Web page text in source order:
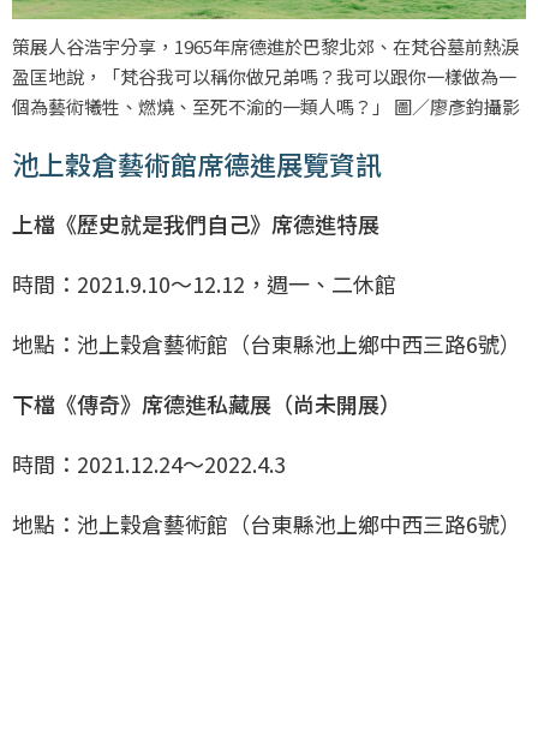
策展人谷浩宇分享，1965年席德進於巴黎北郊、在梵谷墓前熱淚
盈匡地說，「梵谷我可以稱你做兄弟嗎？我可以跟你一樣做為一
個為藝術犧牲、燃燒、至死不渝的一類人嗎？」 圖／廖彥鈞攝影
池上穀倉藝術館席德進展覽資訊
上檔《歷史就是我們自己》席德進特展
時間：2021.9.10～12.12，週一、二休館
地點：池上穀倉藝術館（台東縣池上鄉中西三路6號）
下檔《傳奇》席德進私藏展（尚未開展）
時間：2021.12.24～2022.4.3
地點：池上穀倉藝術館（台東縣池上鄉中西三路6號）